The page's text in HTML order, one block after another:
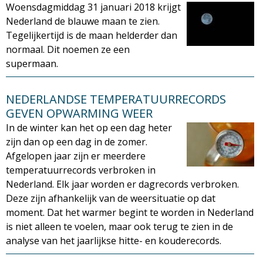
Woensdagmiddag 31 januari 2018 krijgt
Nederland de blauwe maan te zien.
Tegelijkertijd is de maan helderder dan
normaal. Dit noemen ze een
supermaan.
NEDERLANDSE TEMPERATUURRECORDS
GEVEN OPWARMING WEER
In de winter kan het op een dag heter
zijn dan op een dag in de zomer.
Afgelopen jaar zijn er meerdere
temperatuurrecords verbroken in
Nederland. Elk jaar worden er dagrecords verbroken.
Deze zijn afhankelijk van de weersituatie op dat
moment. Dat het warmer begint te worden in Nederland
is niet alleen te voelen, maar ook terug te zien in de
analyse van het jaarlijkse hitte- en kouderecords.